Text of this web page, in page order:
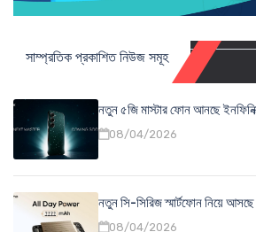
সাম্প্রতিক প্রকাশিত নিউজ সমূহ
নতুন ৫জি মাস্টার ফোন আনছে
08/04/2026
নতুন সি-সিরিজ স্মার্টফোন নিয়ে আসছে
08/04/2026